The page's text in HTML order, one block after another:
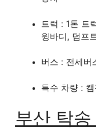
트럭 : 1톤 트
윙바디, 덤프
버스 : 전세버
특수 차량 :
부산 탁